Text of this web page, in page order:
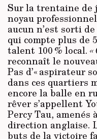
Sur la trentaine de
noyau
aucun n’est sorti
qui compte plus de
talent 100 % local. «
reconnaît le
Pas d’« aspirateur
dans ces quartiers
encore la balle en
rêver s’appellent
Percy Tau, amenés
direction anglaise.
buts de la victoire